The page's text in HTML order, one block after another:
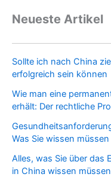
Neueste Artikel
Sollte ich nach China
erfolgreich sein können
Wie man eine
erhält: Der rechtliche
Was Sie wissen müssen
Alles, was Sie über das
in China wissen müssen